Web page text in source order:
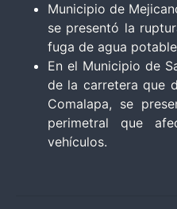
Municipio de
se presentó la
fuga de agua
En el Municipio de
de la carretera que
Comalapa, se
perimetral que
vehículos.